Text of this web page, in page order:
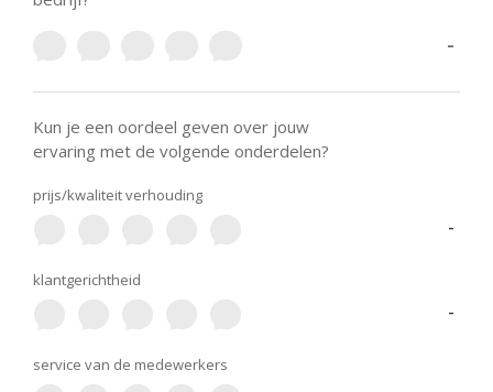
-
Kun je een oordeel geven over jouw
ervaring met de volgende onderdelen?
prijs/kwaliteit verhouding
-
klantgerichtheid
-
service van de medewerkers